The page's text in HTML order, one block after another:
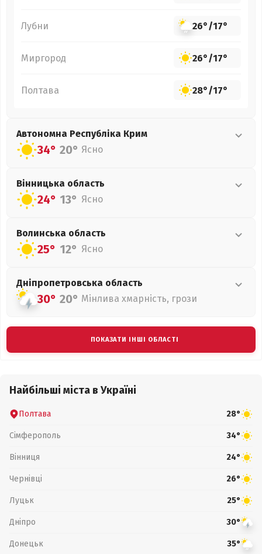
Лубни 26°/17°
Миргород 26°/17°
Полтава 28°/17°
Автономна Республіка Крим
34° 20° Ясно
Вінницька область
24° 13° Ясно
Волинська область
25° 12° Ясно
Дніпропетровська область
30° 20° Мінлива хмарність, грози
ПОКАЗАТИ ІНШІ ОБЛАСТІ
Найбільші міста в Україні
Полтава 28°
Сімферополь 34°
Вінниця 24°
Чернівці 26°
Луцьк 25°
Дніпро 30°
Донецьк 35°